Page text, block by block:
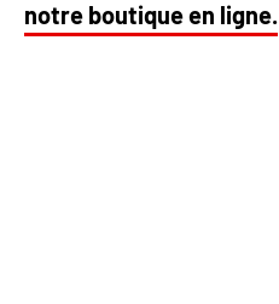
notre boutique en ligne.